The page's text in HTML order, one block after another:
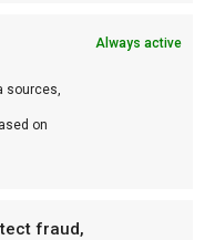
Always active
sources,
on
fraud,
gebruik
temperatuur
gids